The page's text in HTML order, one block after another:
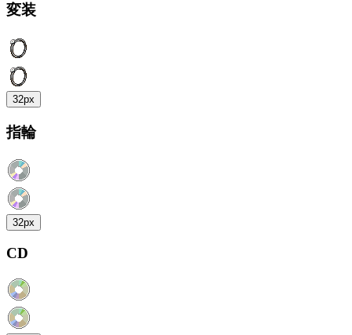
変装
32px
指輪
32px
CD